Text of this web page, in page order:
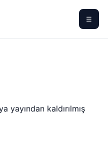
☰
yayından kaldırılmış